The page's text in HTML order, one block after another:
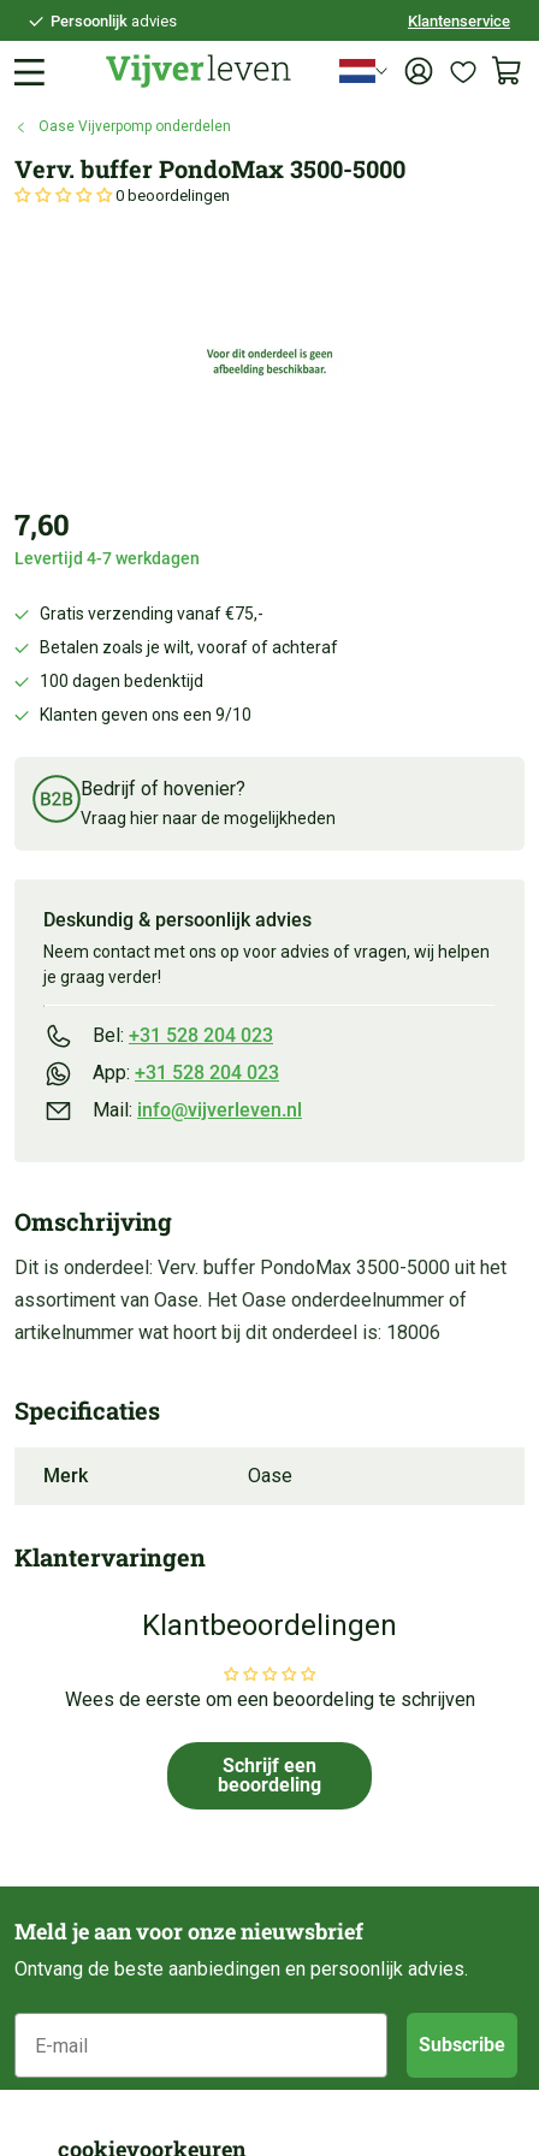
Persoonlijk advies
21:30besteld,vandaagverzonden
Persoonlijk advies
Klantenservice
Oase Vijverpomp onderdelen
Verv. buffer PondoMax 3500-5000
0 beoordelingen
7,60
Levertijd 4-7 werkdagen
Gratis verzending vanaf €75,-
Betalen zoals je wilt, vooraf of achteraf
100 dagen bedenktijd
Klanten geven ons een 9/10
Bedrijf of hovenier?
Vraag hier naar de mogelijkheden
Deskundig & persoonlijk advies
Neem contact met ons op voor advies of vragen, wij helpen
je graag verder!
Bel: +31 528 204 023
App: +31 528 204 023
Mail: info@vijverleven.nl
Omschrijving
Dit is onderdeel: Verv. buffer PondoMax 3500-5000 uit het
assortiment van Oase. Het Oase onderdeelnummer of
artikelnummer wat hoort bij dit onderdeel is: 18006
Specificaties
Merk Oase
Klantervaringen
Klantbeoordelingen
Wees de eerste om een beoordeling te schrijven
Schrijf een
beoordeling
Meld je aan voor onze nieuwsbrief
Ontvang de beste aanbiedingen en persoonlijk advies.
E-mail
Subscribe
Klantenservice
cookievoorkeuren